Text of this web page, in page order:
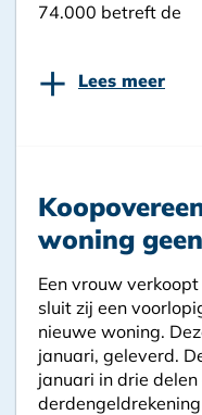
74.000 betreft de
+ Lees meer
woning
Een vrouw
sluit zij een
nieuwe woning.
januari, geleverd.
januari in drie